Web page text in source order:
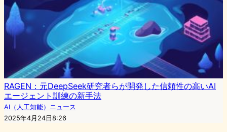
RAGEN：元DeepSeek研究者らが開発した信頼性の高いAI
エージェント訓練の新手法
AI（人工知能）ニュース
2025年4月24日8:26